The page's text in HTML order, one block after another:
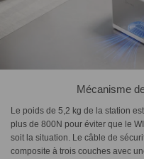
Mécanisme
Le poids de 5,2 kg de la station
plus de 800N pour éviter que le
soit la situation. Le câble de
composite à trois couches avec